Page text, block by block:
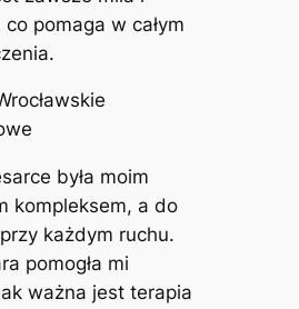
pomaga w całym
była moim
kompleksem, a do
każdym ruchu.
pomogła mi
ważna jest terapia